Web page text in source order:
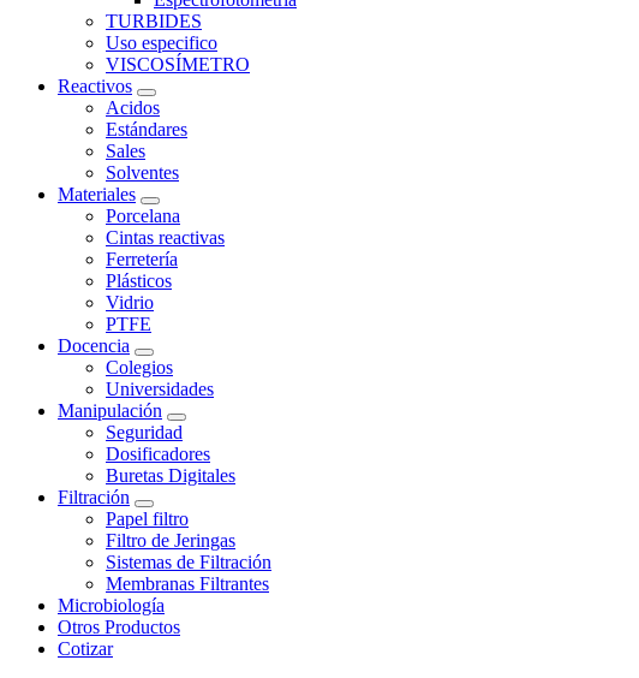
TURBIDES
Uso especifico
VISCOSÍMETRO
Reactivos
Acidos
Estándares
Sales
Solventes
Materiales
Porcelana
Cintas reactivas
Ferretería
Plásticos
Vidrio
PTFE
Docencia
Colegios
Universidades
Manipulación
Seguridad
Dosificadores
Buretas Digitales
Filtración
Papel filtro
Filtro de Jeringas
Sistemas de Filtración
Membranas Filtrantes
Microbiología
Otros Productos
Cotizar